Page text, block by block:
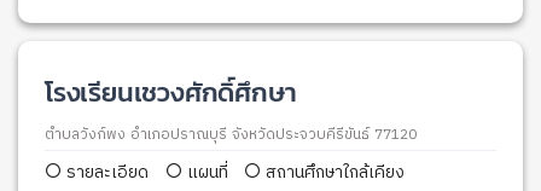
โรงเรียนเชวงศักดิ์ศึกษา
ตำบลวังก์พง อำเภอปราณบุรี จังหวัดประจวบคีรีขันธ์ 77120
รายละเอียด แผนที่ สถานศึกษาใกล้เคียง